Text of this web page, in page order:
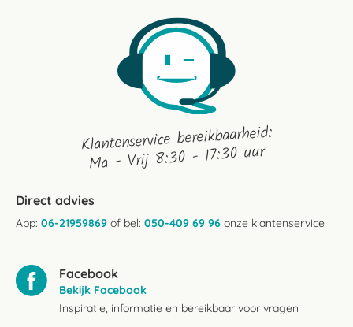
Klantenservice bereikbaarheid:
Ma - Vrij 8:30 - 17:30 uur
Direct advies
App: 06-21959869 of bel: 050-409 69 96 onze klantenservice
Facebook
Bekijk Facebook
Inspiratie, informatie en bereikbaar voor vragen